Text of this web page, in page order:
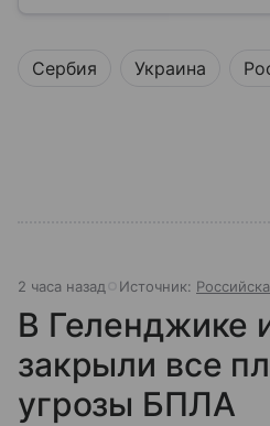
Сербия Украина
2 часа назад Источник:
В Геленджике
закрыли все
угрозы БПЛА